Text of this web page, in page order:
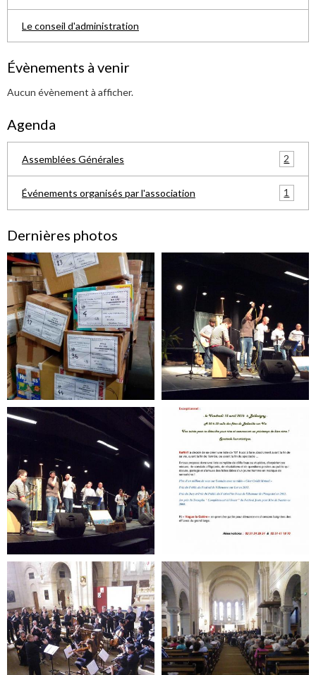
Le conseil d'administration
Évènements à venir
Aucun évènement à afficher.
Agenda
Assemblées Générales 2
Événements organisés par l'association 1
Dernières photos